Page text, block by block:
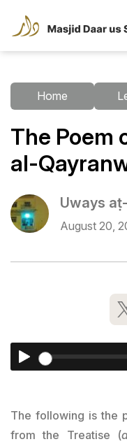
Home
The Poem
al-
Uways
August 20,
The following is the
from the Treatise (